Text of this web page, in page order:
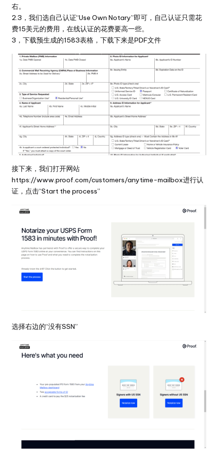
右。
2.3，我们选自己认证“Use Own Notary”即可，自己认证只需花
费15美元的费用，在线认证的花费要高一些。
3，下载预生成的1583表格，下载下来是PDF文件
接下来，我们打开网站
https://www.proof.com/customers/anytime-mailbox进行认
证，点击“Start the process”
选择右边的“没有SSN”